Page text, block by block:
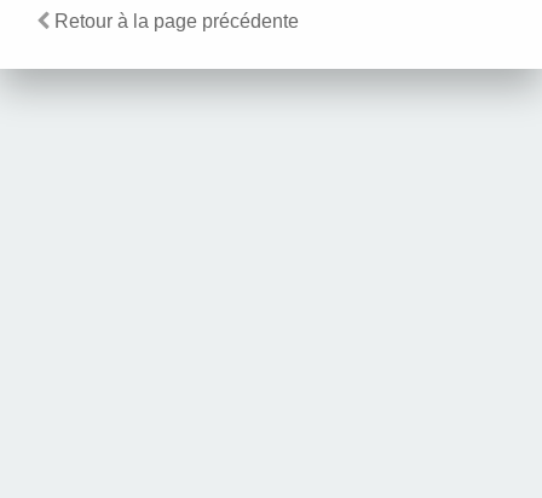
Retour à la page précédente